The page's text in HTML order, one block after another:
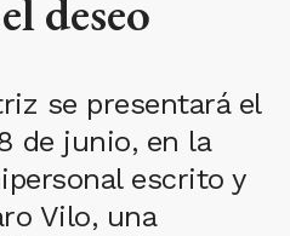
deseo
se presentará el
de junio, en la
escrito y
Vilo, una